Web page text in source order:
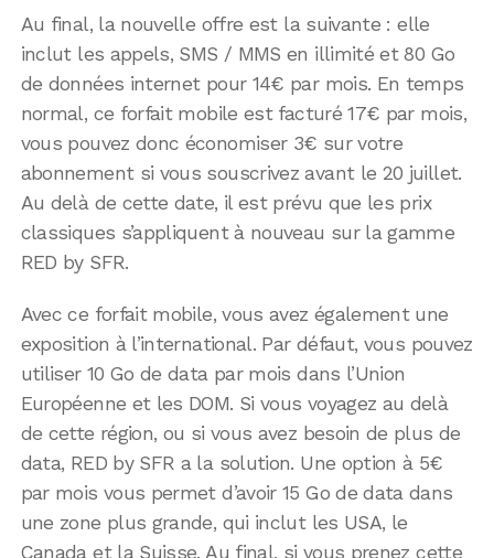
Au final, la nouvelle offre est la suivante : elle
inclut les appels, SMS / MMS en illimité et 80 Go
de données internet pour 14€ par mois. En temps
normal, ce forfait mobile est facturé 17€ par mois,
vous pouvez donc économiser 3€ sur votre
abonnement si vous souscrivez avant le 20 juillet.
Au delà de cette date, il est prévu que les prix
classiques s’appliquent à nouveau sur la gamme
RED by SFR.
Avec ce forfait mobile, vous avez également une
exposition à l’international. Par défaut, vous pouvez
utiliser 10 Go de data par mois dans l’Union
Européenne et les DOM. Si vous voyagez au delà
de cette région, ou si vous avez besoin de plus de
data, RED by SFR a la solution. Une option à 5€
par mois vous permet d’avoir 15 Go de data dans
une zone plus grande, qui inclut les USA, le
Canada et la Suisse. Au final, si vous prenez cette